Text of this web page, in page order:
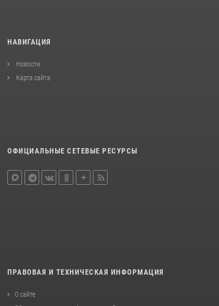
НАВИГАЦИЯ
Новости
Карта сайта
ОФИЦИАЛЬНЫЕ СЕТЕВЫЕ РЕСУРСЫ
ПРАВОВАЯ И ТЕХНИЧЕСКАЯ ИНФОРМАЦИЯ
О сайте